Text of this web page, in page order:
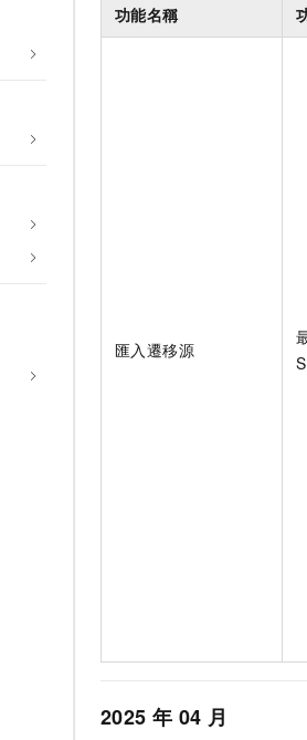
功能名稱
匯入遷移源
2025 年 04 月